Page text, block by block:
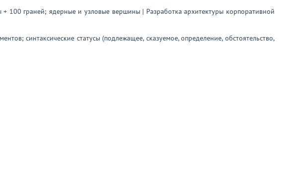
100 граней; ядерные и узловые вершины | Разработка архитектуры корпоративной
синтаксические статусы (подлежащее, сказуемое, определение, обстоятельство,